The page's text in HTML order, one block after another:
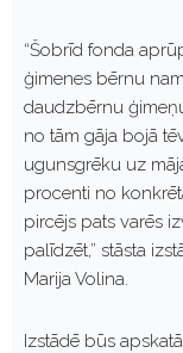
“Šobrīd fonda
ģimenes bērnu
daudzbērnu
no tām gāja bojā
ugunsgrēku uz
procenti no
pircējs pats varēs
palīdzēt,” stāsta
Marija Volina.
Izstādē būs